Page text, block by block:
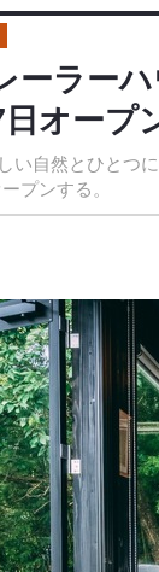
ーラー
オープ
い自然とひとつ
プンする。